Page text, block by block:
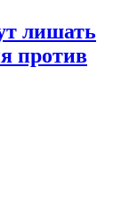
лишать
против